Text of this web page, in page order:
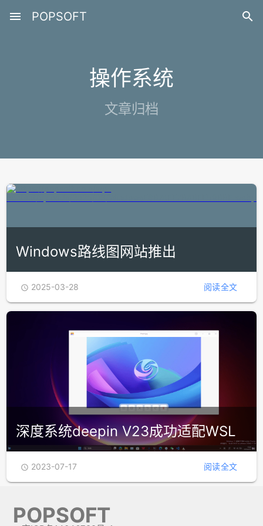
menu POPSOFT 
操作系统
文章归档
Windows路线图网站推出
 2025-03-28 阅读全文
深度系统deepin V23成功适配WSL
 2023-07-17 阅读全文
POPSOFT